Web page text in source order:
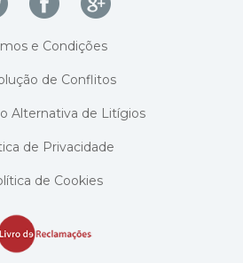
e Condições
de Conflitos
Alternativa de Litígios
de Privacidade
de Cookies